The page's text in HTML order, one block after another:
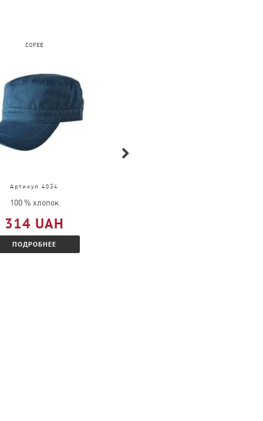
COFEE
Артикул 4034
100 % хлопок
314 UAH
ПОДРОБНЕЕ